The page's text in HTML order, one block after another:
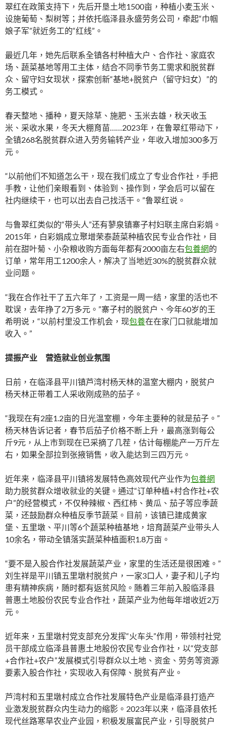
翠红在政策支持下，先后开垦土地1500亩，种植小麦玉米、
设施葡萄、梨树等；并依托临泽县永盛劳务公司，牵起“巾帼
娘子军”就近务工的“红线”。
最近几年，她先后联系全镇各村种植大户、合作社、家庭农
场、蔬菜基地等用工主体，结合不同季节务工需求和脱贫群
众、留守妇女现状，探索创新“基地+脱贫户（留守妇女）”的
务工模式。
春天整地、播种，夏天除草、施肥、玉米去雄，秋天收玉
米、采收水果，冬天大棚育苗……2023年，在鲁翠红带动下，
全镇268名脱贫群众进入劳务输转产业，年收入增加300多万
元。
“以前他们不知道怎么干，现在我们成立了专业合作社，手把
手教，让他们亲眼看到、体验到、操作到，学会后可以留在
社内继续干，也可以出去自己找活干。”鲁翠红说。
与鲁翠红类似的“带头人”还有蓼泉镇寨子村妇联主席白彩娟。
2015年，白彩娟成立聚增荣泰蔬菜种植农民专业合作社，目
前在甜叶菊、小杂粮收购方面每年都有2000亩左右包養網的
订单，常年用工1200余人，解决了当地近30%的脱贫群众就
业问题。
“我在合作社干了五六年了，工资是一周一结，家里的活也不
耽误，去年挣了2万多元。”寨子村的脱贫户、今年60岁的王
希明说，“以前村里没工作机会，现包養在在家门口就能增加
收入。”
提振产业 营造就业创业氛围
日前，在临泽县平川镇芦湾村杨天林的温室大棚内，脱贫户
杨天林正带着工人采收刚成熟的茄子。
“我现在有2座1.2亩的日光温室棚，今年主要种的就是茄子。”
杨天林告诉记者，春节后茄子价格不断上升，最高涨到每公
斤9元，从上市到现在已采摘了几茬，估计每棚能产一万斤左
右，如果全部拉到张掖销售，收入能达到三四万元。
近年来，临泽县平川镇将发展特色高效现代产业作为包養網
助力脱贫群众增收就业的关键。通过“订单种植+村合作社+农
户”的经营模式，不仅种辣椒、西红柿、黄瓜、茄子等应季蔬
菜，还鼓励群众种植反季节蔬菜。目前，该镇已建成黄家
堡、五里墩、平川等6个蔬菜种植基地，培育蔬菜产业带头人
10余名，带动全镇落实蔬菜种植面积1.8万亩。
“要不是入股合作社发展蔬菜产业，家里的生活还是很困难。”
刘生祥是平川镇五里墩村脱贫户，一家3口人，妻子和儿子均
患有精神疾病，随时都有返贫风险。随着三年前入股临泽县
普惠土地股份农民专业合作社，蔬菜产业为他每年增收近2万
元。
近年来，五里墩村党支部充分发挥“火车头”作用，带领村社党
员干部成立临泽县普惠土地股份农民专业合作社，以“党支部
+合作社+农户”发展模式引导群众以土地、资金、劳务等资源
要素入股合作社，实现收入有保障、脱贫有产业。
芦湾村和五里墩村成立合作社发展特色产业是临泽县打造产
业激发脱贫群众内生动力的缩影。2023年以来，临泽县依托
现代丝路寒旱农业产业园，积极发展富民产业，引导脱贫户